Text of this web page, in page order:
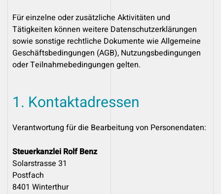
Für einzelne oder zusätzliche Aktivitäten und
Tätigkeiten können weitere Datenschutzerklärungen
sowie sonstige rechtliche Dokumente wie Allgemeine
Geschäftsbedingungen (AGB), Nutzungsbedingungen
oder Teilnahmebedingungen gelten.
1. Kontaktadressen
Verantwortung für die Bearbeitung von Personendaten:
Steuerkanzlei Rolf Benz
Solarstrasse 31
Postfach
8401 Winterthur